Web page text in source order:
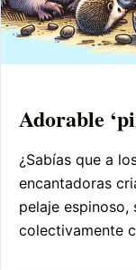
Adorable
¿Sabías que a
encantadoras
pelaje espinoso,
colectivamente